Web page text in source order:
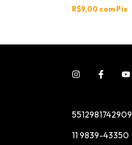
R$9,00 com Pix
5512981742909
11 9839-43350